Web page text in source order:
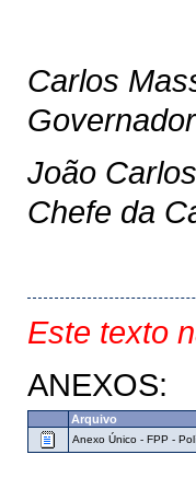
Carlos
João
Chefe da
Este texto
ANEXOS:
Arquivo
Anexo Único - FPP -